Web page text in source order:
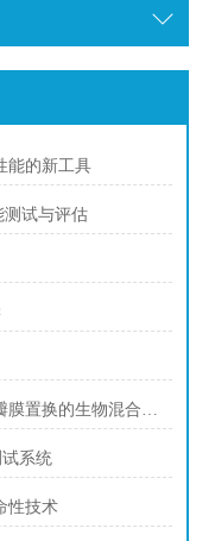
能的新工具
测试与评估
生物双轴拉伸机在制造用于仿生心脏瓣膜置换的生物混合支架的应用
试系统
性技术